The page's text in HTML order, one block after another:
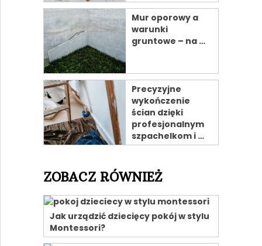
Mur oporowy a
warunki
gruntowe – na …
Precyzyjne
wykończenie
ścian dzięki
profesjonalnym
szpachelkom i …
ZOBACZ RÓWNIEŻ
Jak urządzić dziecięcy pokój w stylu
Montessori?